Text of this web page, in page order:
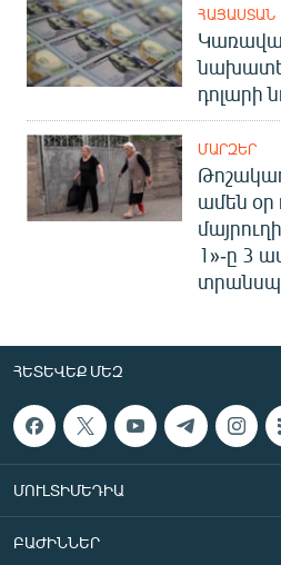
ՀԱՅԱՍՏԱՆ
դոլարի
ՄԱՐԶԵՐ
ամեն
1»-ը 3
ՀԵՏԵՎԵՔ ՄԵԶ
ՄՈՒԼՏԻՄԵԴԻԱ
ԲԱԺԻՆՆԵՐ